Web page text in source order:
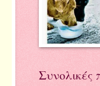
Συνολικές